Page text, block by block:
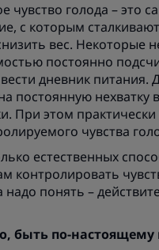
чувство голода – это
с которым
вес. Некоторые
постоянно
дневник питания.
постоянную нехватку
При этом практически
чувства
естественных
контролировать
надо понять –
быть по-